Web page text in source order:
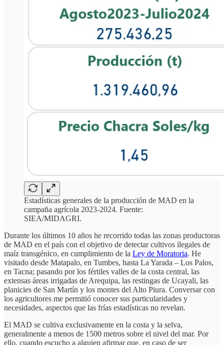
Estadísticas generales de la producción de MAD en la
campaña agrícola 2023-2024. Fuente:
SIEA/MIDAGRI.
Durante los últimos 10 años he recorrido todas las zonas productoras
de MAD en el país con el objetivo de detectar cultivos ilegales de
maíz transgénico, en cumplimiento de la Ley de Moratoria. He
visitado desde Matapalo, en Tumbes, hasta La Yarada – Los Palos,
en Tacna; pasando por los fértiles valles de la costa central, las
extensas áreas irrigadas de Arequipa, las restingas de Ucayali, las
planicies de San Martín y los montes del Alto Piura. Conversar con
los agricultores me permitió conocer sus particularidades y
necesidades, aspectos que las frías estadísticas no revelan.
El MAD se cultiva exclusivamente en la costa y la selva,
generalmente a menos de 1500 metros sobre el nivel del mar. Por
ello, cuando escucho a alguien afirmar que, en caso de ser